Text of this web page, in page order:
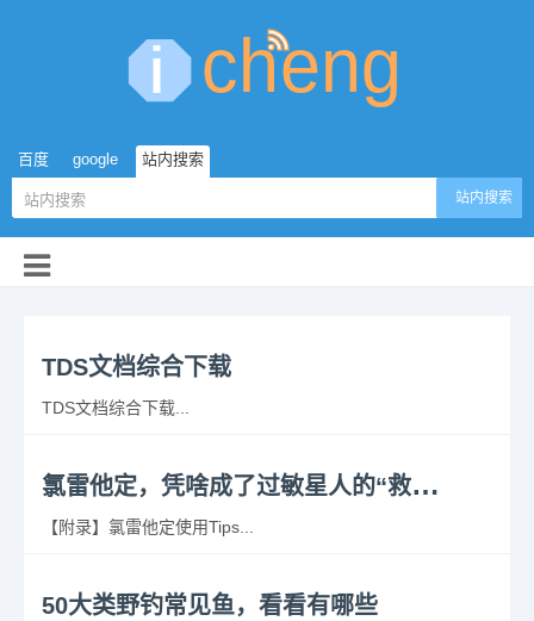
百度 google 站内搜索
站内搜索
TDS文档综合下载
TDS文档综合下载...
氯
雷他定，凭啥成了过敏星人的“救命药”？
【附录】氯雷他定使用Tips...
50大类野钓常见鱼，看看有哪些